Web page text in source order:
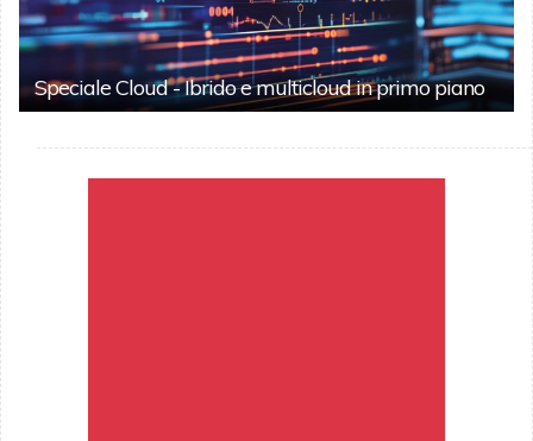
Speciale Cloud - Ibrido e multicloud in primo piano